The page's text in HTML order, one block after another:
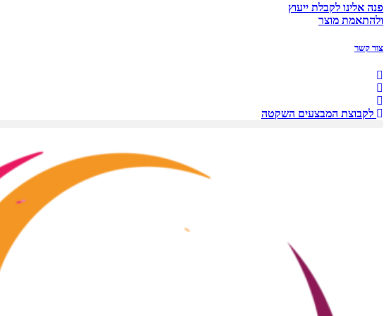
פנה אלינו לקבלת ייעוץ
ולהתאמת מוצר
צור קשר
לקבוצת המבצעים השקטה